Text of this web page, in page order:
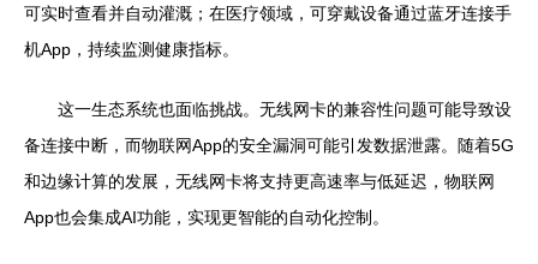
可实时查看并自动灌溉；在医疗领域，可穿戴设备通过蓝牙连接手
机App，持续监测健康指标。
这一生态系统也面临挑战。无线网卡的兼容性问题可能导致设
备连接中断，而物联网App的安全漏洞可能引发数据泄露。随着5G
和边缘计算的发展，无线网卡将支持更高速率与低延迟，物联网
App也会集成AI功能，实现更智能的自动化控制。